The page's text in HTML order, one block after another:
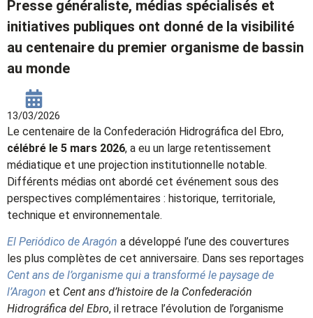
Presse généraliste, médias spécialisés et
initiatives publiques ont donné de la visibilité
au centenaire du premier organisme de bassin
au monde
13/03/2026
Le centenaire de la Confederación Hidrográfica del Ebro,
célébré le 5 mars 2026, a eu un large retentissement
médiatique et une projection institutionnelle notable.
Différents médias ont abordé cet événement sous des
perspectives complémentaires : historique, territoriale,
technique et environnementale.
El Periódico de Aragón a développé l’une des couvertures
les plus complètes de cet anniversaire. Dans ses reportages
Cent ans de l’organisme qui a transformé le paysage de
l’Aragon et Cent ans d’histoire de la Confederación
Hidrográfica del Ebro, il retrace l’évolution de l’organisme